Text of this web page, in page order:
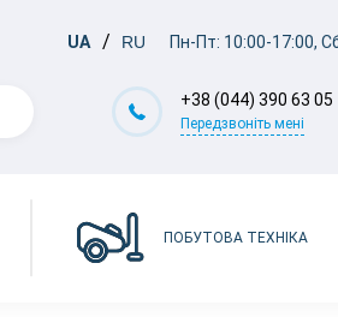
UA RU Пн-Пт: 10:00-17:00,
+38 (044) 390 63 05
Передзвоніть мені
ПОБУТОВА ТЕХНІКА